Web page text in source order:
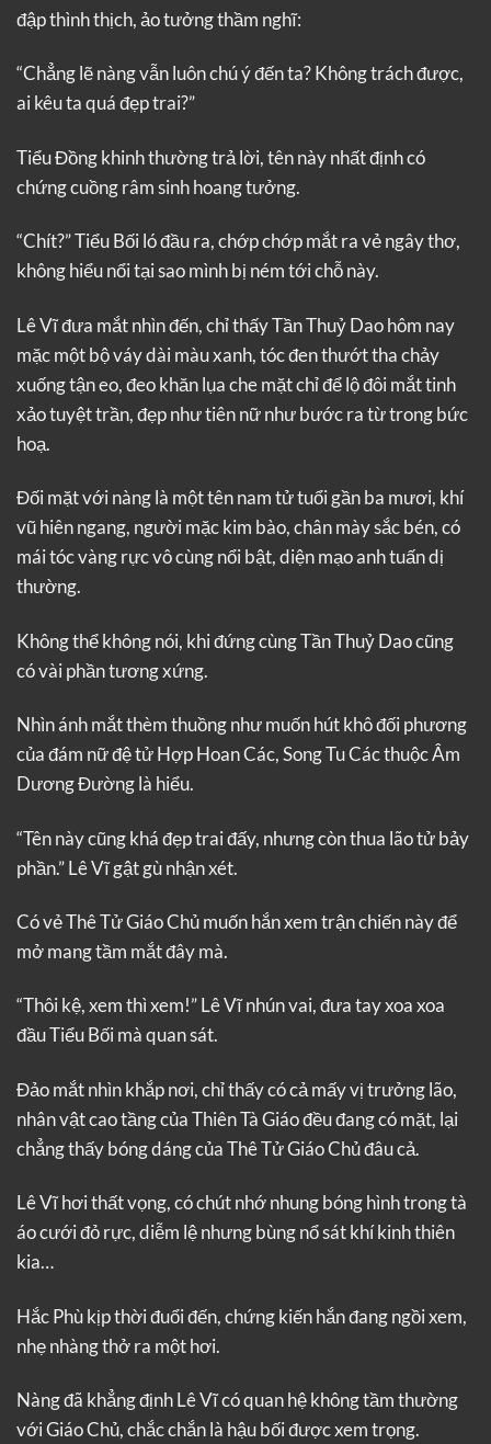
đập thình thịch, ảo tưởng thầm nghĩ:
“Chẳng lẽ nàng vẫn luôn chú ý đến ta? Không trách được,
ai kêu ta quá đẹp trai?”
Tiểu Đồng khinh thường trả lời, tên này nhất định có
chứng cuồng râm sinh hoang tưởng.
“Chít?” Tiểu Bối ló đầu ra, chớp chớp mắt ra vẻ ngây thơ,
không hiểu nổi tại sao mình bị ném tới chỗ này.
Lê Vĩ đưa mắt nhìn đến, chỉ thấy Tần Thuỷ Dao hôm nay
mặc một bộ váy dài màu xanh, tóc đen thướt tha chảy
xuống tận eo, đeo khăn lụa che mặt chỉ để lộ đôi mắt tinh
xảo tuyệt trần, đẹp như tiên nữ như bước ra từ trong bức
hoạ.
Đối mặt với nàng là một tên nam tử tuổi gần ba mươi, khí
vũ hiên ngang, người mặc kim bào, chân mày sắc bén, có
mái tóc vàng rực vô cùng nổi bật, diện mạo anh tuấn dị
thường.
Không thể không nói, khi đứng cùng Tần Thuỷ Dao cũng
có vài phần tương xứng.
Nhìn ánh mắt thèm thuồng như muốn hút khô đối phương
của đám nữ đệ tử Hợp Hoan Các, Song Tu Các thuộc Âm
Dương Đường là hiểu.
“Tên này cũng khá đẹp trai đấy, nhưng còn thua lão tử bảy
phần.” Lê Vĩ gật gù nhận xét.
Có vẻ Thê Tử Giáo Chủ muốn hắn xem trận chiến này để
mở mang tầm mắt đây mà.
“Thôi kệ, xem thì xem!” Lê Vĩ nhún vai, đưa tay xoa xoa
đầu Tiểu Bối mà quan sát.
Đảo mắt nhìn khắp nơi, chỉ thấy có cả mấy vị trưởng lão,
nhân vật cao tầng của Thiên Tà Giáo đều đang có mặt, lại
chẳng thấy bóng dáng của Thê Tử Giáo Chủ đâu cả.
Lê Vĩ hơi thất vọng, có chút nhớ nhung bóng hình trong tà
áo cưới đỏ rực, diễm lệ nhưng bùng nổ sát khí kinh thiên
kia…
Hắc Phù kịp thời đuổi đến, chứng kiến hắn đang ngồi xem,
nhẹ nhàng thở ra một hơi.
Nàng đã khẳng định Lê Vĩ có quan hệ không tầm thường
với Giáo Chủ, chắc chắn là hậu bối được xem trọng.